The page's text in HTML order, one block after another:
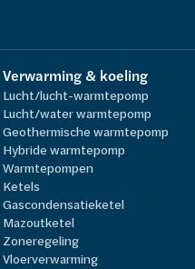
Verwarming & koeling
Lucht/lucht-warmtepomp
Lucht/water warmtepomp
Geothermische warmtepomp
Hybride warmtepomp
Warmtepompen
Ketels
Gascondensatieketel
Mazoutketel
Zoneregeling
Vloerverwarming